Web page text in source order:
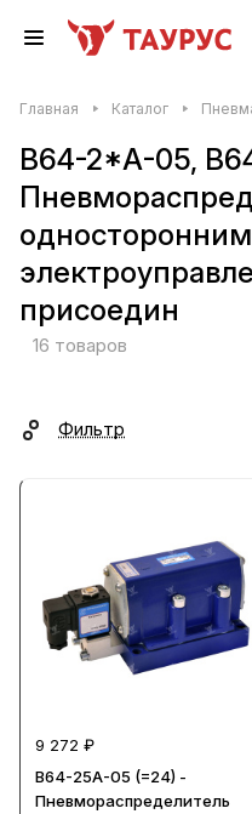
Главная Каталог
В64-2*А-05,
односторонним
присоедин
16 товаров
Фильтр
9 272 ₽
В64-25А-05 (=24) -
Пневмораспределитель